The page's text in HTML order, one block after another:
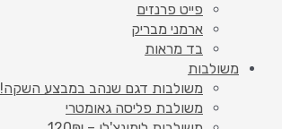
פייט פרנזים
ארמני מבריק
בד מראות
משולבות
משולבות דגם שנהב במבצע השקה!
משולבת פליסה גאומטרי